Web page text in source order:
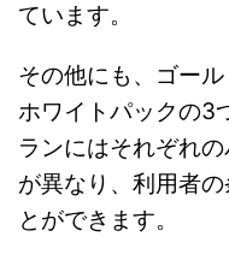
ています。
その他にも、ゴール
ホワイトパックの3
ランにはそれぞれ
が異なり、利用者
とができます。